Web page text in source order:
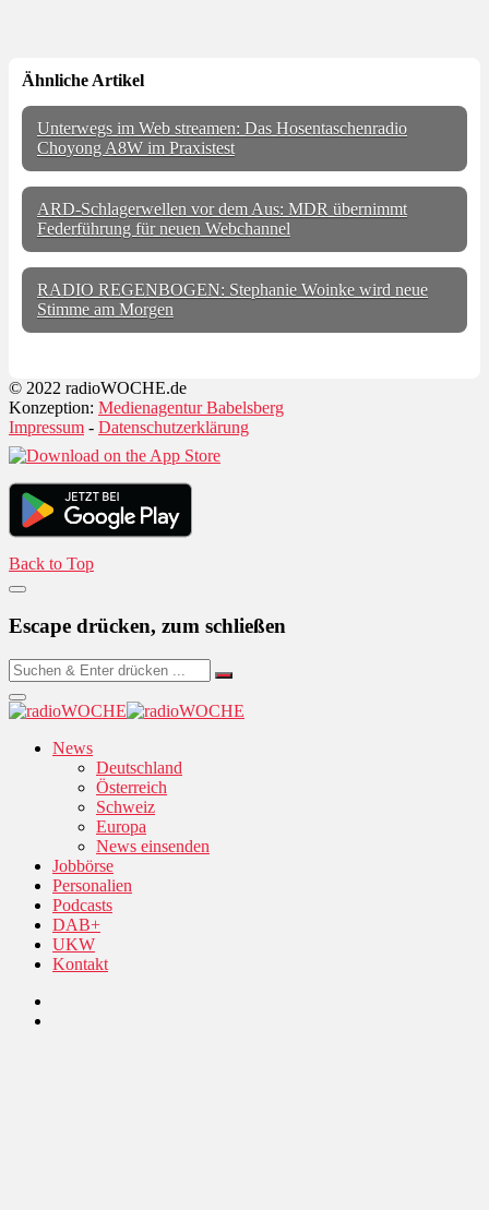
Ähnliche Artikel
Unterwegs im Web streamen: Das Hosentaschenradio
Choyong A8W im Praxistest
ARD-Schlagerwellen vor dem Aus: MDR übernimmt
Federführung für neuen Webchannel
RADIO REGENBOGEN: Stephanie Woinke wird neue
Stimme am Morgen
© 2022 radioWOCHE.de
Konzeption: Medienagentur Babelsberg
Impressum - Datenschutzerklärung
Back to Top
Escape drücken, zum schließen
News
Deutschland
Österreich
Schweiz
Europa
News einsenden
Jobbörse
Personalien
Podcasts
DAB+
UKW
Kontakt